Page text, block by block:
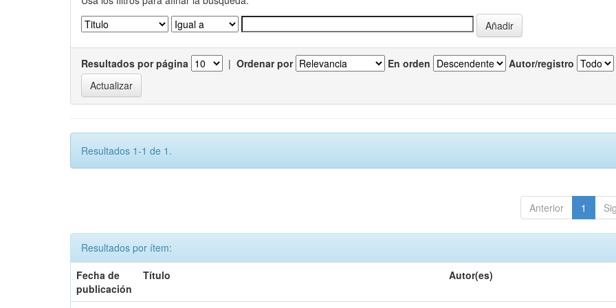
Resultados por página | Ordenar por En orden Autor/registro
Resultados 1-1 de 1.
Anterior 1
Resultados por ítem:
Fecha de
publicación
Título Autor(es)